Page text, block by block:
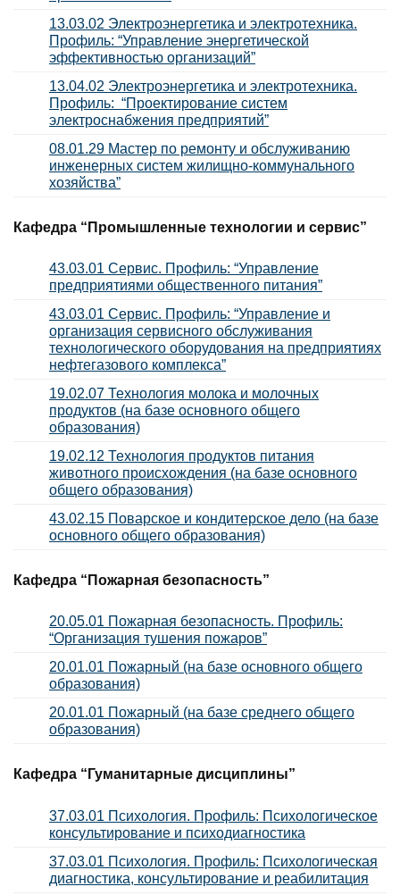
13.03.02 Электроэнергетика и электротехника.
Профиль: “Управление энергетической
эффективностью организаций”
13.04.02 Электроэнергетика и электротехника.
Профиль: “Проектирование систем
электроснабжения предприятий”
08.01.29 Мастер по ремонту и обслуживанию
инженерных систем жилищно-коммунального
хозяйства”
Кафедра “Промышленные технологии и сервис”
43.03.01 Сервис. Профиль: “Управление
предприятиями общественного питания”
43.03.01 Сервис. Профиль: “Управление и
организация сервисного обслуживания
технологического оборудования на предприятиях
нефтегазового комплекса”
19.02.07 Технология молока и молочных
продуктов (на базе основного общего
образования)
19.02.12 Технология продуктов питания
животного происхождения (на базе основного
общего образования)
43.02.15 Поварское и кондитерское дело (на базе
основного общего образования)
Кафедра “Пожарная безопасность”
20.05.01 Пожарная безопасность. Профиль:
“Организация тушения пожаров”
20.01.01 Пожарный (на базе основного общего
образования)
20.01.01 Пожарный (на базе среднего общего
образования)
Кафедра “Гуманитарные дисциплины”
37.03.01 Психология. Профиль: Психологическое
консультирование и психодиагностика
37.03.01 Психология. Профиль: Психологическая
диагностика, консультирование и реабилитация